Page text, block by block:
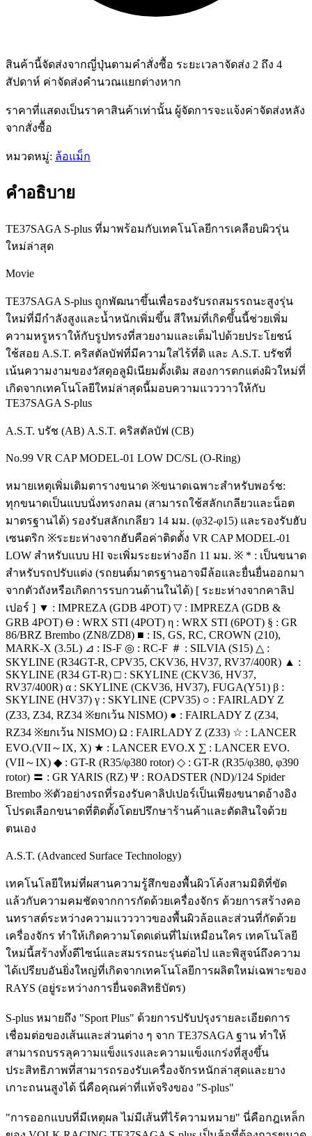
สินค้านี้จัดส่งจากญี่ปุ่นตามคำสั่งซื้อ ระยะเวลาจัดส่ง 2 ถึง 4
สัปดาห์ ค่าจัดส่งคำนวณแยกต่างหาก
ราคาที่แสดงเป็นราคาสินค้าเท่านั้น ผู้จัดการจะแจ้งค่าจัดส่งหลัง
จากสั่งซื้อ
หมวดหมู่: ล้อแม็ก
คำอธิบาย
TE37SAGA S-plus ที่มาพร้อมกับเทคโนโลยีการเคลือบผิวรุ่น
ใหม่ล่าสุด
Movie
TE37SAGA S-plus ถูกพัฒนาขึ้นเพื่อรองรับรถสมรรถนะสูงรุ่น
ใหม่ที่มีกำลังสูงและน้ำหนักเพิ่มขึ้น สีใหม่ที่เกิดขึ้้นนี้ช่วยเพิ่ม
ความหรูหราให้กับรูปทรงที่สวยงามและเต็มไปด้วยประโยชน์
ใช้สอย A.S.T. คริสตัลบัฟที่มีความใสไร้ที่ติ และ A.S.T. บรัชที่
เน้นความงามของวัสดุอลูมิเนียมดั้งเดิม สองการตกแต่งผิวใหม่ที่
เกิดจากเทคโนโลยีใหม่ล่าสุดนี้มอบความแวววาวให้กับ
TE37SAGA S-plus
A.S.T. บรัช (AB) A.S.T. คริสตัลบัฟ (CB)
No.99 VR CAP MODEL-01 LOW DC/SL (O-Ring)
หมายเหตุเพิ่มเติมตารางขนาด ※ขนาดเฉพาะสำหรับพอร์ช:
ทุกขนาดเป็นแบบนั่งทรงกลม (สามารถใช้สลักเกลียวและน็อต
มาตรฐานได้) รองรับสลักเกลียว 14 มม. (φ32-φ15) และรองรับฮับ
เซนตริก ※ระยะห่างจากฮับคือค่าติดตั้ง VR CAP MODEL-01
LOW สำหรับแบบ HI จะเพิ่มระยะห่างอีก 11 มม. ※ * : เป็นขนาด
สำหรับรถปรับแต่ง (รถยนต์มาตรฐานอาจมีล้อและยื่นยื่นออกมา
จากตัวถังหรือเกิดการรบกวนด้านในได้) [ ระยะห่างจากคาลิป
เปอร์ ] ▼ : IMPREZA (GDB 4POT) ▽ : IMPREZA (GDB &
GRB 4POT) Θ : WRX STI (4POT) η : WRX STI (6POT) § : GR
86/BRZ Brembo (ZN8/ZD8) ■ : IS, GS, RC, CROWN (210),
MARK-X (3.5L) ⊿ : IS-F ◎ : RC-F ＃ : SILVIA (S15) △ :
SKYLINE (R34GT-R, CPV35, CKV36, HV37, RV37/400R) ▲ :
SKYLINE (R34 GT-R) □ : SKYLINE (CKV36, HV37,
RV37/400R) α : SKYLINE (CKV36, HV37), FUGA(Y51) β :
SKYLINE (HV37) γ : SKYLINE (CPV35) ○ : FAIRLADY Z
(Z33, Z34, RZ34 ※ยกเว้น NISMO) ● : FAIRLADY Z (Z34,
RZ34 ※ยกเว้น NISMO) Ω : FAIRLADY Z (Z33) ☆ : LANCER
EVO.(VII～IX, X) ★ : LANCER EVO.X ∑ : LANCER EVO.
(VII～IX) ◆ : GT-R (R35/φ380 rotor) ◇ : GT-R (R35/φ380, φ390
rotor) 〓 : GR YARIS (RZ) Ψ : ROADSTER (ND)/124 Spider
Brembo ※ตัวอย่างรถที่รองรับคาลิปเปอร์เป็นเพียงขนาดอ้างอิง
โปรดเลือกขนาดที่ติดตั้งโดยปรึกษาร้านค้าและตัดสินใจด้วย
ตนเอง
A.S.T. (Advanced Surface Technology)
เทคโนโลยีใหม่ที่ผสานความรู้สึกของพื้นผิวโค้งสามมิติที่ขัด
แล้วกับความคมชัดจากการกัดด้วยเครื่องจักร ด้วยการสร้างคอ
นทราสต์ระหว่างความแวววาวของพื้นผิวล้อและส่วนที่กัดด้วย
เครื่องจักร ทำให้เกิดความโดดเด่นที่ไม่เหมือนใคร เทคโนโลยี
ใหม่นี้สร้างทั้งดีไซน์และสมรรถนะรุ่นต่อไป และพิสูจน์ถึงความ
ได้เปรียบอันยิ่งใหญ่ที่เกิดจากเทคโนโลยีการผลิตใหม่เฉพาะของ
RAYS (อยู่ระหว่างการยื่นจดสิทธิบัตร)
S-plus หมายถึง "Sport Plus" ด้วยการปรับปรุงรายละเอียดการ
เชื่อมต่อของเส้นและส่วนต่าง ๆ จาก TE37SAGA ฐาน ทำให้
สามารถบรรลุความแข็งแรงและความแข็งแกร่งที่สูงขึ้น
ประสิทธิภาพที่สามารถรองรับเครื่องจักรหนักล่าสุดและยาง
เกาะถนนสูงได้ นี่คือคุณค่าที่แท้จริงของ "S-plus"
"การออกแบบที่มีเหตุผล ไม่มีเส้นที่ไร้ความหมาย" นี่คือกฎเหล็ก